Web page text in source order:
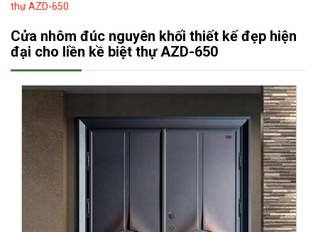
thự AZD-650
Cửa nhôm đúc nguyên khối thiết kế đẹp hiện
đại cho liền kề biệt thự AZD-650